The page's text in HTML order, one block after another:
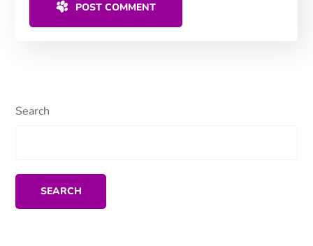
POST COMMENT
Search
SEARCH